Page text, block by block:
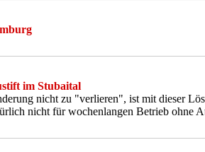
im Stubaital
nicht zu "verlieren", ist mit dieser
nicht für wochenlangen Betrieb ohne